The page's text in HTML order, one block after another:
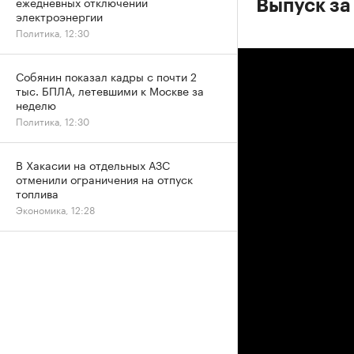
Выпуск
электроэнергии
Политика, 12:30
Собянин показал кадры с почти 2
тыс. БПЛА, летевшими к Москве за
неделю
Политика, 12:30
В Хакасии на отдельных АЗС
отменили ограничения на отпуск
топлива
Экономика, 12:28